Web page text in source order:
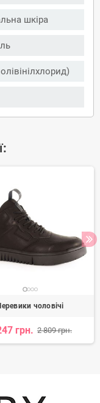
шкіра
чоловічі
грн. 2 809 грн.